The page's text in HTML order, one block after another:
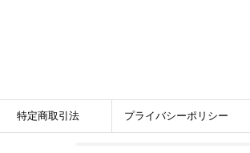
特定商取引法 プライバシーポリシー